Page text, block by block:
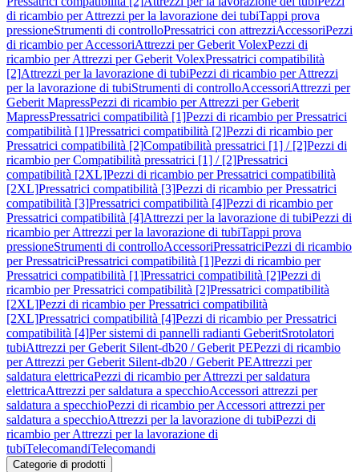
di ricambio per Attrezzi per la lavorazione dei tubiTappi prova
pressioneStrumenti di controlloPressatrici con attrezziAccessoriPezzi
di ricambio per AccessoriAttrezzi per Geberit VolexPezzi di
ricambio per Attrezzi per Geberit VolexPressatrici compatibilità
[2]Attrezzi per la lavorazione di tubiPezzi di ricambio per Attrezzi
per la lavorazione di tubiStrumenti di controlloAccessoriAttrezzi per
Geberit MapressPezzi di ricambio per Attrezzi per Geberit
MapressPressatrici compatibilità [1]Pezzi di ricambio per Pressatrici
compatibilità [1]Pressatrici compatibilità [2]Pezzi di ricambio per
Pressatrici compatibilità [2]Compatibilità pressatrici [1] / [2]Pezzi di
ricambio per Compatibilità pressatrici [1] / [2]Pressatrici
compatibilità [2XL]Pezzi di ricambio per Pressatrici compatibilità
[2XL]Pressatrici compatibilità [3]Pezzi di ricambio per Pressatrici
compatibilità [3]Pressatrici compatibilità [4]Pezzi di ricambio per
Pressatrici compatibilità [4]Attrezzi per la lavorazione di tubiPezzi di
ricambio per Attrezzi per la lavorazione di tubiTappi prova
pressioneStrumenti di controlloAccessoriPressatriciPezzi di ricambio
per PressatriciPressatrici compatibilità [1]Pezzi di ricambio per
Pressatrici compatibilità [1]Pressatrici compatibilità [2]Pezzi di
ricambio per Pressatrici compatibilità [2]Pressatrici compatibilità
[2XL]Pezzi di ricambio per Pressatrici compatibilità
[2XL]Pressatrici compatibilità [4]Pezzi di ricambio per Pressatrici
compatibilità [4]Per sistemi di pannelli radianti GeberitSrotolatori
tubiAttrezzi per Geberit Silent-db20 / Geberit PEPezzi di ricambio
per Attrezzi per Geberit Silent-db20 / Geberit PEAttrezzi per
saldatura elettricaPezzi di ricambio per Attrezzi per saldatura
elettricaAttrezzi per saldatura a specchioAccessori attrezzi per
saldatura a specchioPezzi di ricambio per Accessori attrezzi per
saldatura a specchioAttrezzi per la lavorazione di tubiPezzi di
ricambio per Attrezzi per la lavorazione di
tubiTelecomandiTelecomandi
Categorie di prodotti